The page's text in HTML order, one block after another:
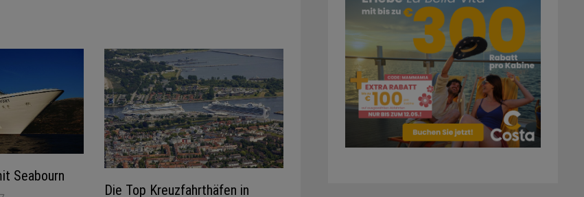
Seabourn
Die Top Kreuzfahrthäfen in